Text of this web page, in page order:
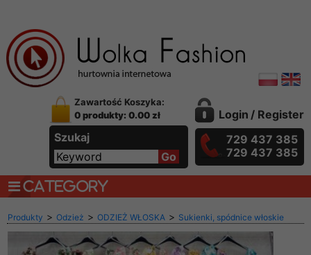
Zawartość Koszyka:
0 produkty: 0.00 zł
Szukaj
Login / Register
729 437 385
729 437 385
CATEGORY
Produkty > Odzież > ODZIEŻ WŁOSKA > Sukienki, spódnice włoskie